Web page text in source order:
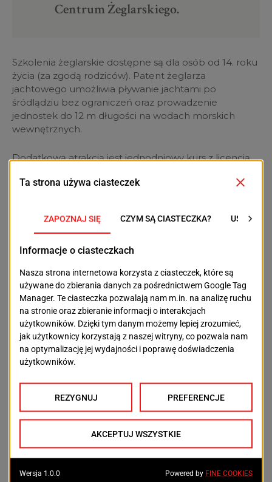
Centrum Żeglarskiego.
Szkolenia żeglarskie dostępne są dla osób od 14. roku
życia (za zgodą rodziców). Patent żeglarza
jachtowego umożliwia pływanie jachtami po
śródlądziu bez ograniczeń oraz prowadzenie
jednostek do 12 m długości na wodach morskich
wewnętrznych.
Dodatkową atrakcją jest jednodniowy kurs z licencją
rekreacyjnych. To szybka dawka wiedzy teoretycznej i
Pełna oferta kursów i zasady zapisów dostępne są na
POPRZEDNI TEKST
WESTSIDE
SZCZECIN NEO:
kolejna nowoczesna
inwestycji powstaje
pod Szczecinem
NASTĘPNY TEKST
Piątek w Szczecinie: od
jogi dla seniorów po
imprezę do rana
OSTATNIE ARTYKUŁY
Aktualności
Potężne uderzenie w narkobiznes. W Szczecinie
przejęto ponad 450 kilogramów narkotyków
2026-08-06
Aktualności